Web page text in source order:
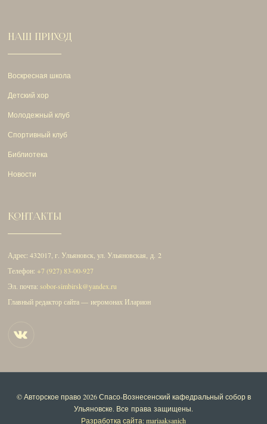
НАШ ПРИХОД
Воскресная школа
Детский хор
Молодежный клуб
Спортивный клуб
Библиотека
Новости
КОНТАКТЫ
Адрес: 432017, г. Ульяновск, ул. Ульяновская, д. 2
Телефон:+7 (927) 83-00-927
Эл. почта: sobor-simbirsk@yandex.ru
Главный редактор сайта — иеромонах Иларион
© Авторское право 2026Спасо-Вознесенский кафедральный собор в
Ульяновске. Все права защищены.
Разработка сайта: mariaaksanich